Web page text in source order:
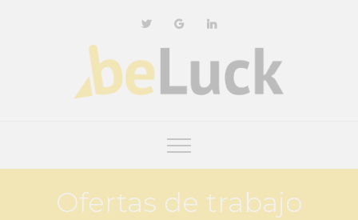
Ofertas de trabajo